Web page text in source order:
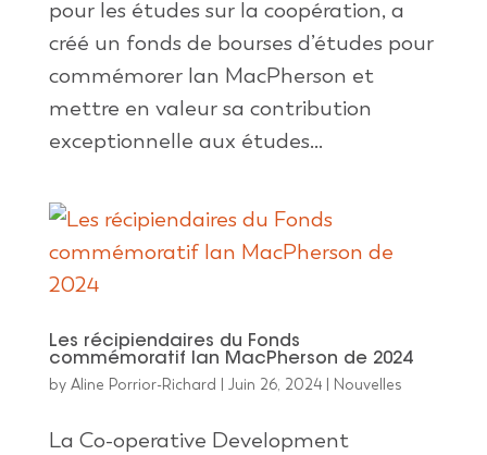
pour les études sur la coopération, a
créé un fonds de bourses d’études pour
commémorer Ian MacPherson et
mettre en valeur sa contribution
exceptionnelle aux études...
Les récipiendaires du Fonds
commémoratif Ian MacPherson de 2024
by Aline Porrior-Richard | Juin 26, 2024| Nouvelles
La Co-operative Development